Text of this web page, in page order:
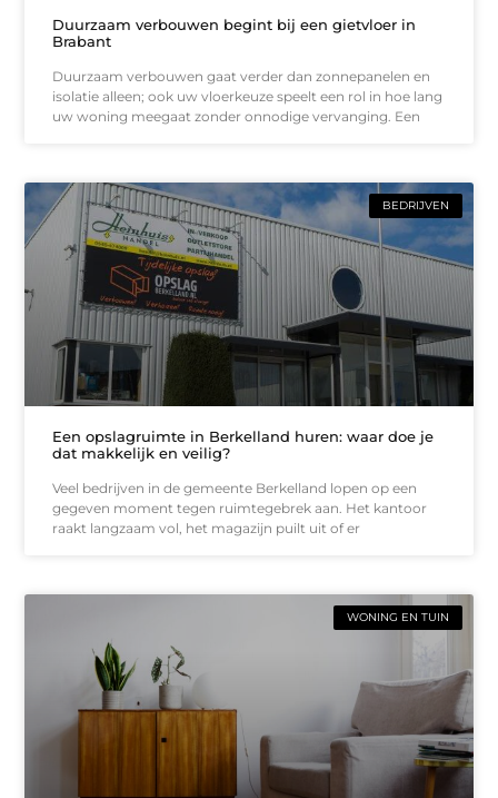
Duurzaam verbouwen begint bij een gietvloer in
Brabant
Duurzaam verbouwen gaat verder dan zonnepanelen en
isolatie alleen; ook uw vloerkeuze speelt een rol in hoe lang
uw woning meegaat zonder onnodige vervanging. Een
BEDRIJVEN
Een opslagruimte in Berkelland huren: waar doe je
dat makkelijk en veilig?
Veel bedrijven in de gemeente Berkelland lopen op een
gegeven moment tegen ruimtegebrek aan. Het kantoor
raakt langzaam vol, het magazijn puilt uit of er
WONING EN TUIN